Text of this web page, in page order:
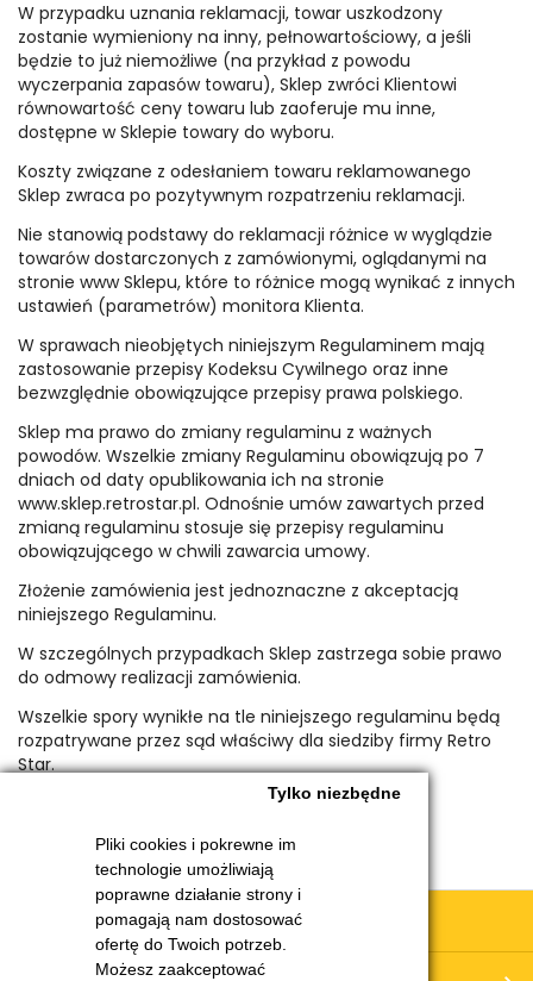
Pliki cookies i pokrewne im
technologie umożliwiają
poprawne działanie strony i
pomagają nam dostosować
ofertę do Twoich potrzeb.
Możesz zaakceptować
Tylko niezbędne
W przypadku uznania reklamacji, towar uszkodzony
zostanie wymieniony na inny, pełnowartościowy, a jeśli
będzie to już niemożliwe (na przykład z powodu
wyczerpania zapasów towaru), Sklep zwróci Klientowi
równowartość ceny towaru lub zaoferuje mu inne,
dostępne w Sklepie towary do wyboru.
Koszty związane z odesłaniem towaru reklamowanego
Sklep zwraca po pozytywnym rozpatrzeniu reklamacji.
Nie stanowią podstawy do reklamacji różnice w wyglądzie
towarów dostarczonych z zamówionymi, oglądanymi na
stronie www Sklepu, które to różnice mogą wynikać z innych
ustawień (parametrów) monitora Klienta.
W sprawach nieobjętych niniejszym Regulaminem mają
zastosowanie przepisy Kodeksu Cywilnego oraz inne
bezwzględnie obowiązujące przepisy prawa polskiego.
Sklep ma prawo do zmiany regulaminu z ważnych
powodów. Wszelkie zmiany Regulaminu obowiązują po 7
dniach od daty opublikowania ich na stronie
www.sklep.retrostar.pl. Odnośnie umów zawartych przed
zmianą regulaminu stosuje się przepisy regulaminu
obowiązującego w chwili zawarcia umowy.
Złożenie zamówienia jest jednoznaczne z akceptacją
niniejszego Regulaminu.
W szczególnych przypadkach Sklep zastrzega sobie prawo
do odmowy realizacji zamówienia.
Wszelkie spory wynikłe na tle niniejszego regulaminu będą
rozpatrywane przez sąd właściwy dla siedziby firmy Retro
Star.
Obsługa klienta